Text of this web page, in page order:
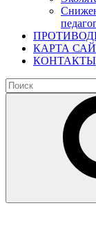
КАРТА
КОНТАКТЫ